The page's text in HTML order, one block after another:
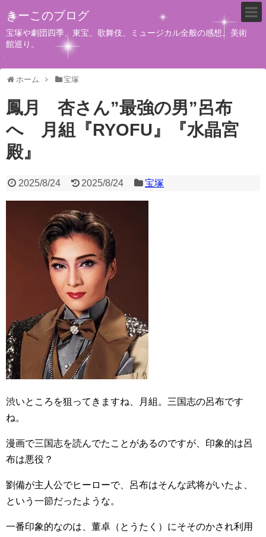
きーこのブログ
宝塚や劇団四季、東宝、歌舞伎、ミュージカル全般の感想。美術
館巡り。
ホーム 宝塚
鳳月 杏さん”最強の男”呂布
へ 月組『RYOFU』『水晶宮
殿』
2025/8/24 2025/8/24 宝塚
渋いところを狙ってきますね、月組。三国志の呂布です
ね。
漫画で三国志を読んでたことがあるのですが、印象的は呂
布は悪役？
劉備が主人公でヒーローで、呂布はそんな武将がいたよ、
という一節だったような。
一番印象的なのは、董卓（とうたく）にそそのかされ利用